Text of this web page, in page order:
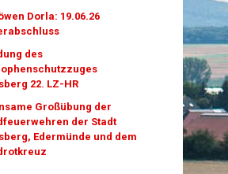
Dorla: 19.06.26
des
22. LZ-HR
Großübung der
der Stadt
Edermünde und dem